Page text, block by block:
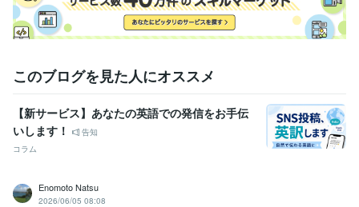
このブログを見た人にオススメ
【新サービス】あなたの英語での発信をお手伝
いします！
告知
コラム
Enomoto Natsu
2026/06/05 08:08